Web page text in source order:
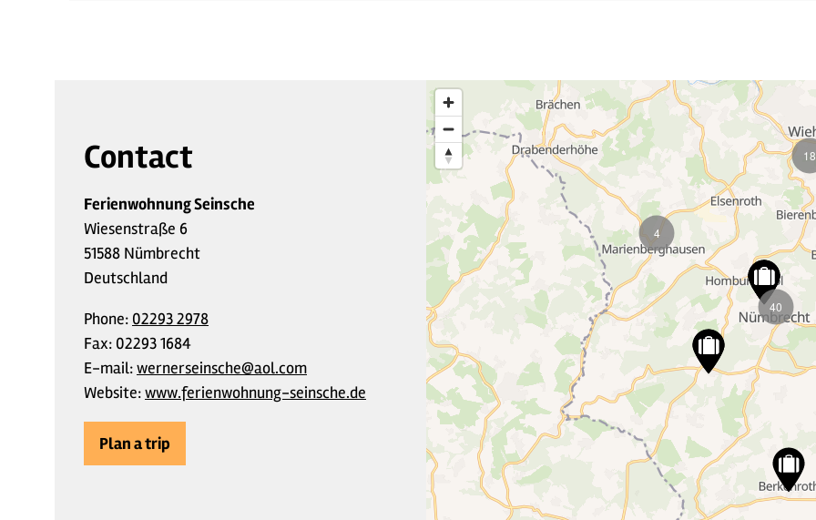
Contact
Ferienwohnung Seinsche
Wiesenstraße 6
51588 Nümbrecht
Deutschland
Phone: 02293 2978
Fax: 02293 1684
E-mail:wernerseinsche@aol.com
Website:www.ferienwohnung-seinsche.de
Plan a trip
40
4
18